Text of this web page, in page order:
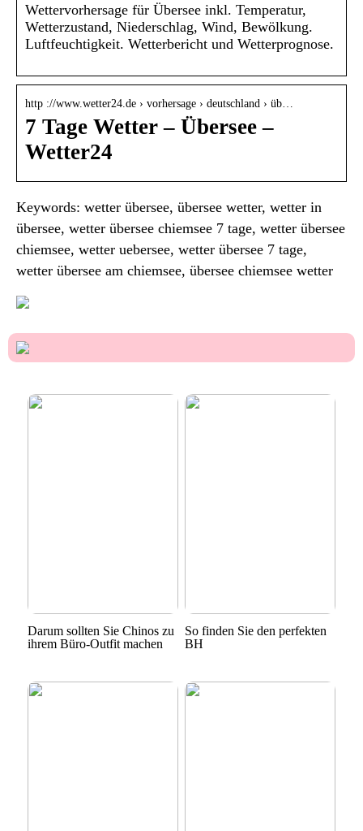
Wettervorhersage für Übersee inkl. Temperatur,
Wetterzustand, Niederschlag, Wind, Bewölkung.
Luftfeuchtigkeit. Wetterbericht und Wetterprognose.
http ://www.wetter24.de › vorhersage › deutschland › üb…
7 Tage Wetter – Übersee –
Wetter24
Keywords: wetter übersee, übersee wetter, wetter in
übersee, wetter übersee chiemsee 7 tage, wetter übersee
chiemsee, wetter uebersee, wetter übersee 7 tage,
wetter übersee am chiemsee, übersee chiemsee wetter
Darum sollten Sie Chinos zu
ihrem Büro-Outfit machen
So finden Sie den perfekten
BH